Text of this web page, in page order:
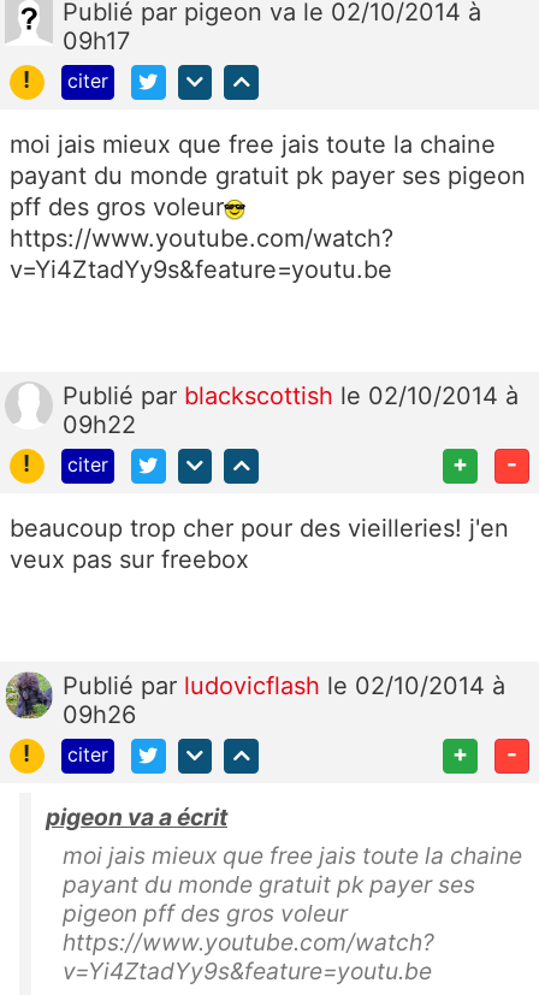
Publié par pigeon va le 02/10/2014 à
09h17
!
citer
moi jais mieux que free jais toute la chaine
payant du monde gratuit pk payer ses pigeon
pff des gros voleur
https://www.youtube.com/watch?
v=Yi4ZtadYy9s&feature=youtu.be
Publié par blackscottish le 02/10/2014 à
09h22
!
citer + -
beaucoup trop cher pour des vieilleries! j'en
veux pas sur freebox
Publié par ludovicflash le 02/10/2014 à
09h26
!
citer + -
pigeon va a écrit
moi jais mieux que free jais toute la chaine
payant du monde gratuit pk payer ses
pigeon pff des gros voleur
https://www.youtube.com/watch?
v=Yi4ZtadYy9s&feature=youtu.be